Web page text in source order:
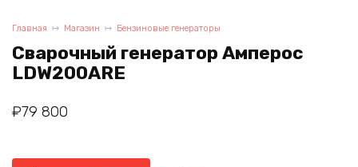
Главная Магазин Бензиновые генераторы
Сварочный генератор Амперос
LDW200ARE
₽79 800